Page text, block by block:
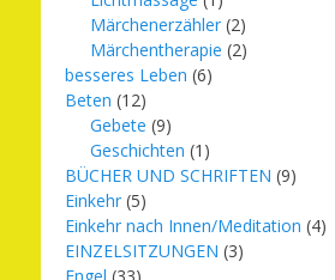
Märchenerzähler (2)
Märchentherapie (2)
besseres Leben (6)
Beten (12)
Gebete (9)
Geschichten (1)
BÜCHER UND SCHRIFTEN (9)
Einkehr (5)
Einkehr nach Innen/Meditation (4)
EINZELSITZUNGEN (3)